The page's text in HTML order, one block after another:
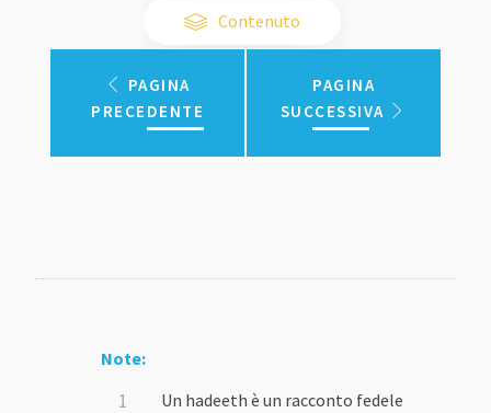
Contenuto
PAGINA
PRECEDENTE
PAGINA
SUCCESSIVA
Note:
Un hadeeth è un racconto fedele